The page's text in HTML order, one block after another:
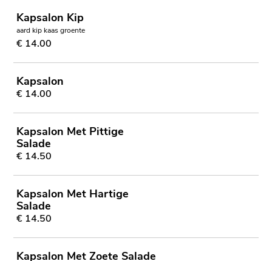
Kapsalon Kip
aard kip kaas groente
€ 14.00
Kapsalon
€ 14.00
Kapsalon Met Pittige
Salade
€ 14.50
Kapsalon Met Hartige
Salade
€ 14.50
Kapsalon Met Zoete Salade